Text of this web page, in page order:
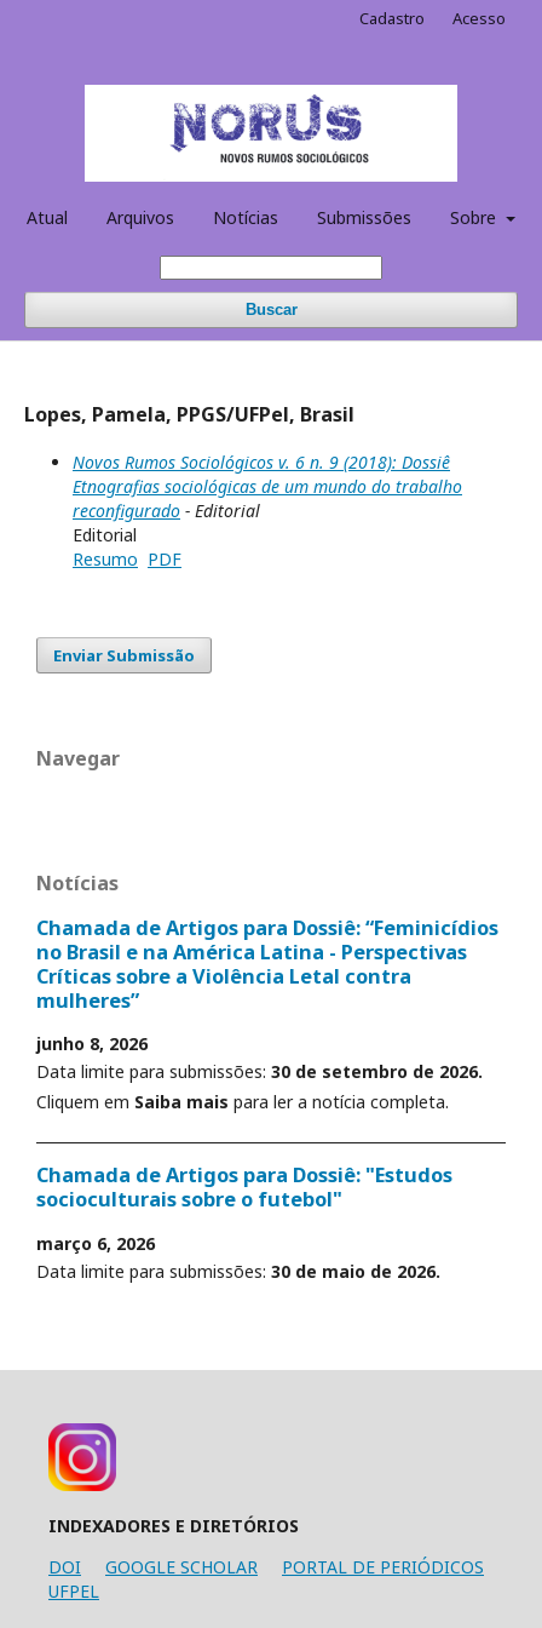
Atual Arquivos Notícias Submissões Sobre
Buscar
Cadastro Acesso
Lopes, Pamela, PPGS/UFPel, Brasil
Novos Rumos Sociológicos v. 6 n. 9 (2018): Dossiê
Etnografias sociológicas de um mundo do trabalho
reconfigurado - Editorial
Editorial
Resumo PDF
Enviar Submissão
Navegar
Notícias
Chamada de Artigos para Dossiê: “Feminicídios
no Brasil e na América Latina - Perspectivas
Críticas sobre a Violência Letal contra
mulheres”
junho 8, 2026
Data limite para submissões: 30 de setembro de 2026.
Cliquem em Saiba mais para ler a notícia completa.
Chamada de Artigos para Dossiê: "Estudos
socioculturais sobre o futebol"
março 6, 2026
Data limite para submissões: 30 de maio de 2026.
INDEXADORES E DIRETÓRIOS
DOI
GOOGLE SCHOLAR
PORTAL DE PERIÓDICOS
UFPEL